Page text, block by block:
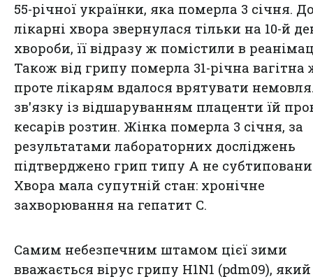
55-річної українки, яка померла 3 січня.
лікарні хвора звернулася тільки на 10-й
хвороби, її відразу ж помістили в
Також від грипу померла 31-річна вагітна
проте лікарям вдалося врятувати
зв'язку із відшаруванням плаценти їй
кесарів розтин. Жінка померла 3 січня, за
результатами лабораторних досліджень
підтверджено грип типу А не
Хвора мала супутній стан: хронічне
захворювання на гепатит С.
Самим небезпечним штамом цієї зими
вважається вірус грипу H1N1 (pdm09),